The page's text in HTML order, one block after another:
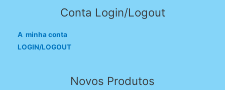
Conta Login/Logout
A minha conta
LOGIN/LOGOUT
Novos Produtos